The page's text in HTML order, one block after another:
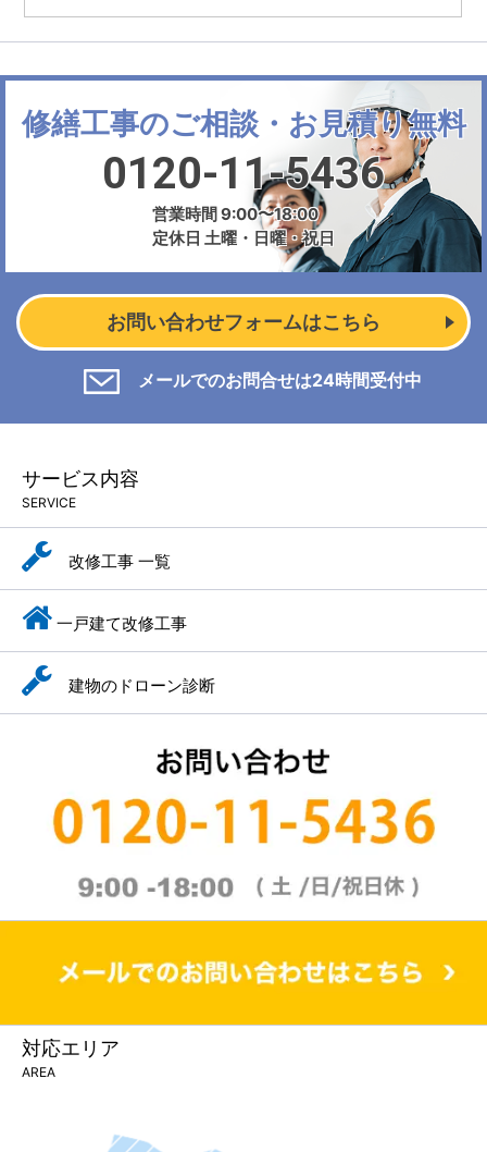
修繕工事のご相談・お見積り無料
0120-11-5436
営業時間 9:00〜18:00
定休日 土曜・日曜・祝日
お問い合わせフォームはこちら
メールでのお問合せは24時間受付中
サービス内容
SERVICE
改修工事 一覧
一戸建て改修工事
建物のドローン診断
対応エリア
AREA